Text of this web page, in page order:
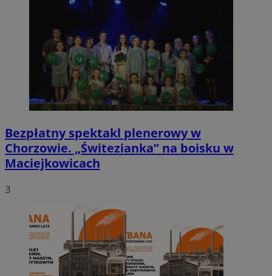
Bezpłatny spektakl plenerowy w
Chorzowie. „Świtezianka” na boisku w
Maciejkowicach
3